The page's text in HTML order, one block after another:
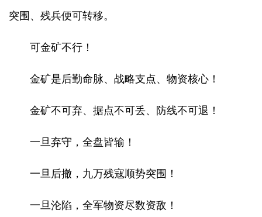
突围、残兵便可转移。
可金矿不行！
金矿是后勤命脉、战略支点、物资核心！
金矿不可弃、据点不可丢、防线不可退！
一旦弃守，全盘皆输！
一旦后撤，九万残寇顺势突围！
一旦沦陷，全军物资尽数资敌！